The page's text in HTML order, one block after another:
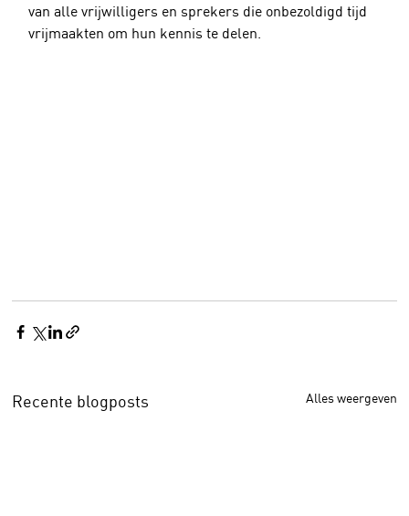
van alle vrijwilligers en sprekers die onbezoldigd tijd
vrijmaakten om hun kennis te delen.
Recente blogposts Alles weergeven